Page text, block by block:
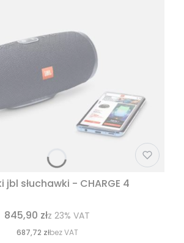
jbl słuchawki - CHARGE 4
845,90 złz 23% VAT
687,72 złbez VAT